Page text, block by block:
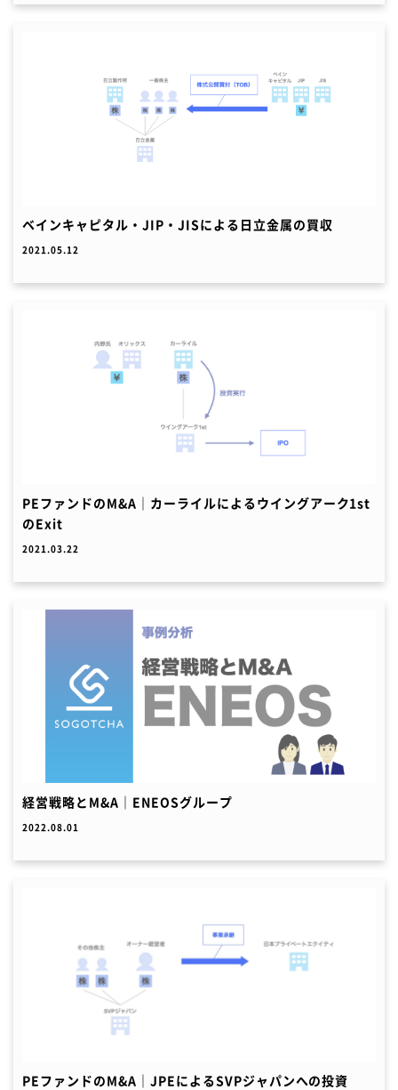
ベインキャピタル・JIP・JISによる日立金属の買収
2021.05.12
PEファンドのM&A｜カーライルによるウイングアーク1st
のExit
2021.03.22
経営戦略とM&A｜ENEOSグループ
2022.08.01
PEファンドのM&A｜JPEによるSVPジャパンへの投資